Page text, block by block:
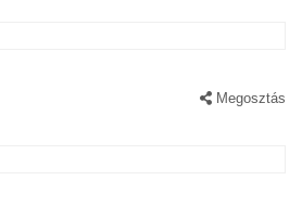
Megosztás